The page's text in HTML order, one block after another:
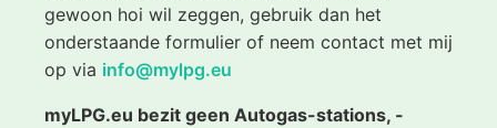
gewoon hoi wil zeggen, gebruik dan het
onderstaande formulier of neem contact met mij
op via info@mylpg.eu
myLPG.eu bezit geen Autogas-stations, -